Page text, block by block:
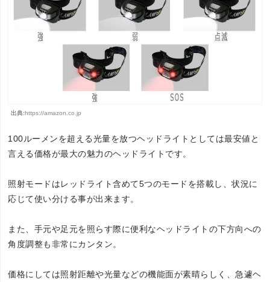
出典:https://amazon.co.jp
100ルーメンを超える光量を放つヘッドライトとしては最安値と
言える価格が最大の魅力のヘッドライトです。
照射モードはレッドライト含めて5つのモードを搭載し、状況に
応じて使い分ける事が出来ます。
また、手元や足元を照らす際に便利なヘッドライトの下方向への
角度調整も非常にカンタン。
価格にしては照射距離や光量などの機能面が素晴らしく、急遽ヘ